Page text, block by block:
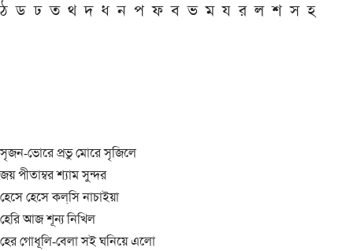
ঠ ড ঢ ত থ দ ধ ন প ফ ব ভ ম য র ল শ স হ
সৃজন-ভোরে প্রভু মোরে সৃজিলে
জয় পীতাম্বর শ্যাম সুন্দর
হেসে হেসে কল্‌সি নাচাইয়া
হেরি আজ শূন্য নিখিল
হের গোধূলি-বেলা সই ঘনিয়ে এলো